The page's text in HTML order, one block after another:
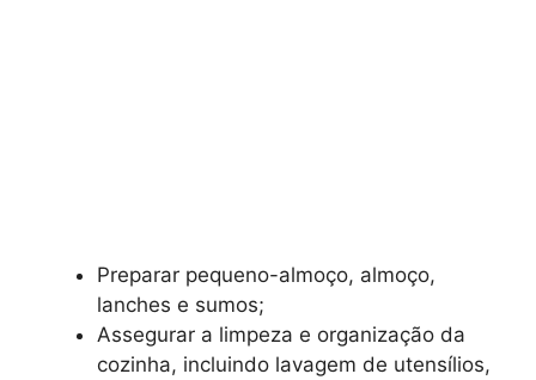
Preparar pequeno-almoço, almoço,
lanches e sumos;
Assegurar a limpeza e organização da
cozinha, incluindo lavagem de utensílios,